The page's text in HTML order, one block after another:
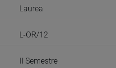
Laurea
L-OR/12
II Semestre